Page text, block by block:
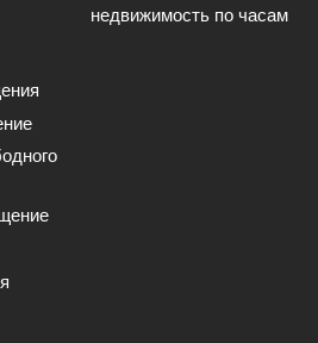
недвижимость по часам